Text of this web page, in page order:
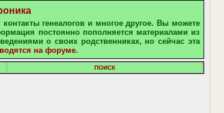
генеалогов и многое другое. Вы можете
постоянно пополняется материалами из
о своих родственниках, но сейчас эта
на форуме.
ПОИСК